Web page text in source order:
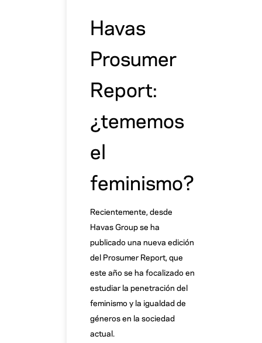
Havas
Prosumer
Report:
¿tememos
el
feminismo?
Recientemente, desde
Havas Group se ha
publicado una nueva edición
del Prosumer Report, que
este año se ha focalizado en
estudiar la penetración del
feminismo y la igualdad de
géneros en la sociedad
actual.